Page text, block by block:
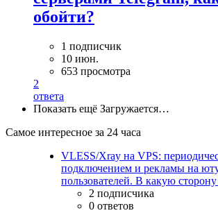
обойти?
1 подписчик
10 июн.
653 просмотра
2
ответа
Показать ещё Загружается…
Самое интересное за 24 часа
VLESS/Xray на VPS:
подключением и рекламы на
пользователей. В какую
2 подписчика
0 ответов